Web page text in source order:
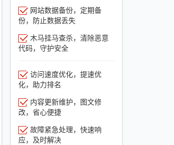
网站数据备份，定期备
份，防止数据丢失
木马挂马查杀，清除恶意
代码，守护安全
访问速度优化，提速优
化，助力排名
内容更新维护，图文修
改，省心便捷
故障紧急处理，快速响
应，及时解决